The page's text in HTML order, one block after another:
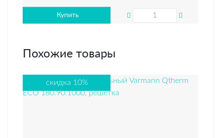
Купить
Похожие товары
скидка 10%